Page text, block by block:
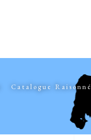
Catalogue Raisonné